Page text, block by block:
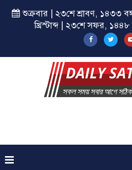
শুক্রবার | ২৩শে শ্রাবণ, ১৪৩৩
খ্রিস্টাব্দ | ২৩শে সফর, ১৪৪৮